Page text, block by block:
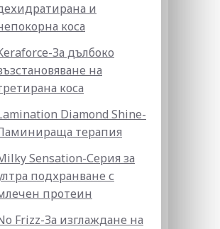
и
коса
За дълбоко
на
коса
Diamond Shine-
терапия
Sensation-Серия за
подхранване с
протеин
Frizz-За изглаждане на